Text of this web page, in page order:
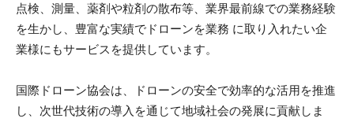
点検、測量、薬剤や粒剤の散布等、業界最前線での業務経験
を生かし、豊富な実績でドローンを業務 に取り入れたい企
業様にもサービスを提供しています。
国際ドローン協会は、ドローンの安全で効率的な活用を推進
し、次世代技術の導入を通じて地域社会の発展に貢献しま